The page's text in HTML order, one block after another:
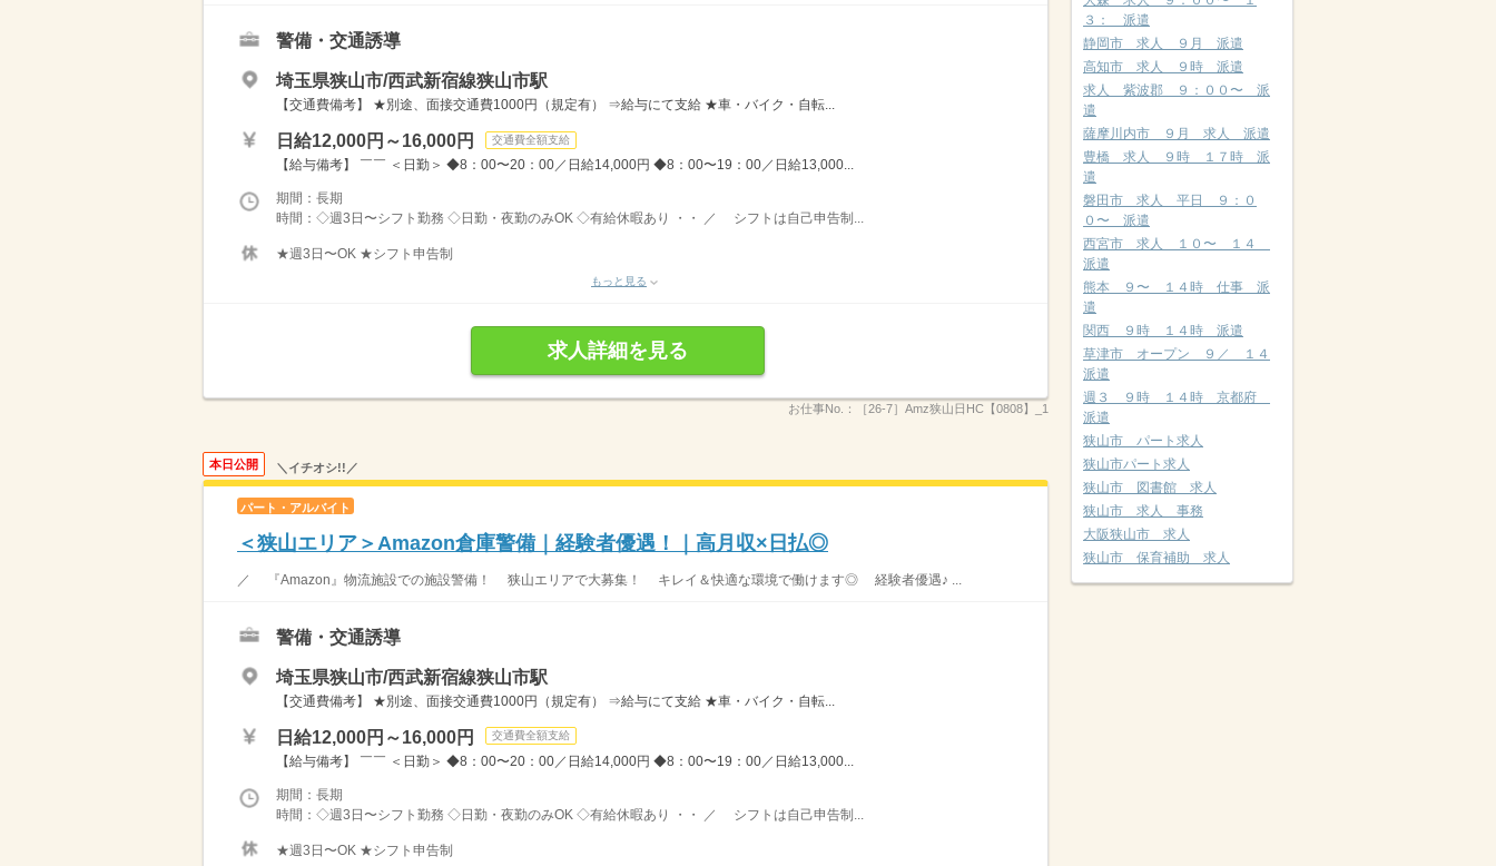
警備・交通誘導
埼玉県狭山市/西武新宿線狭山市駅
【交通費備考】 ★別途、面接交通費1000円（規定有） ⇒給与にて支給 ★車・バイク・自転...
日給12,000円～16,000円 交通費全額支給
【給与備考】 ￣￣ ＜日勤＞ ◆8：00〜20：00／日給14,000円 ◆8：00〜19：00／日給13,000...
期間：長期
時間：◇週3日〜シフト勤務 ◇日勤・夜勤のみOK ◇有給休暇あり ・・ ／ シフトは自己申告制...
★週3日〜OK ★シフト申告制
もっと見る
求人詳細を見る
お仕事No.： ［26-7］Amz狭山日HC【0808】_1
本日公開 ＼イチオシ!!／
パート・アルバイト
＜狭山エリア＞Amazon倉庫警備｜経験者優遇！｜高月収×日払◎
／ 『Amazon』物流施設での施設警備！ 狭山エリアで大募集！ キレイ＆快適な環境で働けます◎ 経験者優遇♪ ...
警備・交通誘導
埼玉県狭山市/西武新宿線狭山市駅
【交通費備考】 ★別途、面接交通費1000円（規定有） ⇒給与にて支給 ★車・バイク・自転...
日給12,000円～16,000円 交通費全額支給
【給与備考】 ￣￣ ＜日勤＞ ◆8：00〜20：00／日給14,000円 ◆8：00〜19：00／日給13,000...
期間：長期
時間：◇週3日〜シフト勤務 ◇日勤・夜勤のみOK ◇有給休暇あり ・・ ／ シフトは自己申告制...
★週3日〜OK ★シフト申告制
３： 派遣
静岡市 求人 ９月 派遣
高知市 求人 ９時 派遣
求人 紫波郡 ９：００〜 派
遣
薩摩川内市 ９月 求人 派遣
豊橋 求人 ９時 １７時 派
遣
磐田市 求人 平日 ９：０
０〜 派遣
西宮市 求人 １０〜 １４
派遣
熊本 ９〜 １４時 仕事 派
遣
関西 ９時 １４時 派遣
草津市 オープン ９／ １４
派遣
週３ ９時 １４時 京都府
派遣
狭山市 パート求人
狭山市パート求人
狭山市 図書館 求人
狭山市 求人 事務
大阪狭山市 求人
狭山市 保育補助 求人